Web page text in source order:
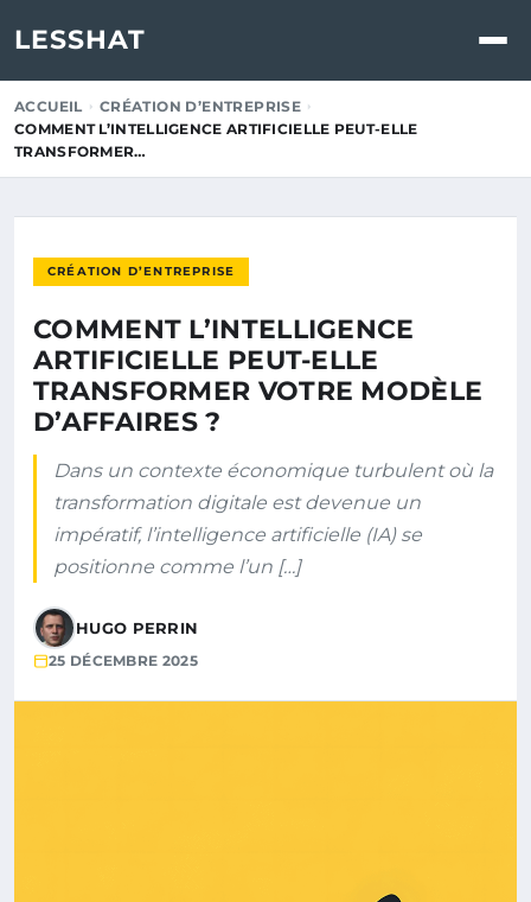
LESSHAT
ACCUEIL
CRÉATION D’ENTREPRISE
COMMENT L’INTELLIGENCE ARTIFICIELLE PEUT-ELLE
TRANSFORMER…
CRÉATION D’ENTREPRISE
COMMENT L’INTELLIGENCE
ARTIFICIELLE PEUT-ELLE
TRANSFORMER VOTRE MODÈLE
D’AFFAIRES ?
Dans un contexte économique turbulent où la
transformation digitale est devenue un
impératif, l’intelligence artificielle (IA) se
positionne comme l’un […]
HUGO PERRIN
25 DÉCEMBRE 2025